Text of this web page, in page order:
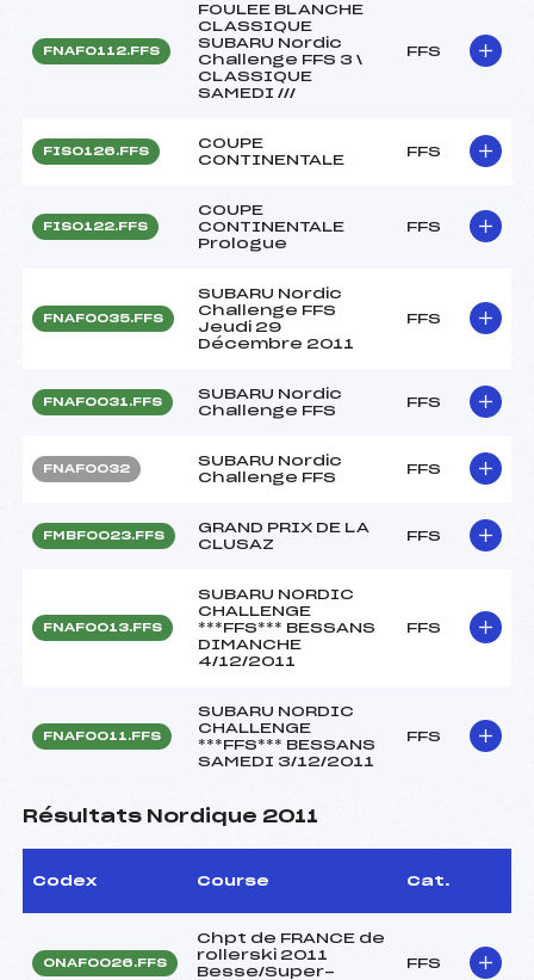
FNAF0112.FFS
FOULEE BLANCHE
CLASSIQUE
SUBARU Nordic
Challenge FFS 3 \
CLASSIQUE
SAMEDI ///
FFS
FIS0126.FFS
COUPE
CONTINENTALE
FFS
FIS0122.FFS
COUPE
CONTINENTALE
Prologue
FFS
FNAF0035.FFS
SUBARU Nordic
Challenge FFS
Jeudi 29
Décembre 2011
FFS
FNAF0031.FFS
SUBARU Nordic
Challenge FFS
FFS
FNAF0032
SUBARU Nordic
Challenge FFS
FFS
FMBF0023.FFS
GRAND PRIX DE LA
CLUSAZ
FFS
FNAF0013.FFS
SUBARU NORDIC
CHALLENGE
***FFS*** BESSANS
DIMANCHE
4/12/2011
FFS
FNAF0011.FFS
SUBARU NORDIC
CHALLENGE
***FFS*** BESSANS
SAMEDI 3/12/2011
FFS
Résultats Nordique 2011
Codex Course Cat.
ONAF0026.FFS
Chpt de FRANCE de
rollerski 2011
Besse/Super-
FFS